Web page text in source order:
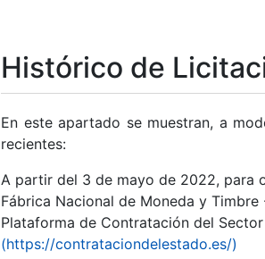
Mostrar/Ocultar
Mostrar/Ocultar
Mostrar/Ocultar
Histórico de
En este apartado se muestran, a
recientes:
A partir del 3 de mayo de 2022, para
Fábrica Nacional de Moneda y
Plataforma de Contratación del
(https://contrataciondelestado.es/)